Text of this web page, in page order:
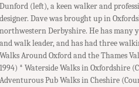
Dunford (left), a keen walker and
designer. Dave was brought up in
northwestern Derbyshire. He has many
and walk leader, and has had three
Walks Around Oxford and the Thames
1994) * Waterside Walks in Oxfordshire
Adventurous Pub Walks in Cheshire